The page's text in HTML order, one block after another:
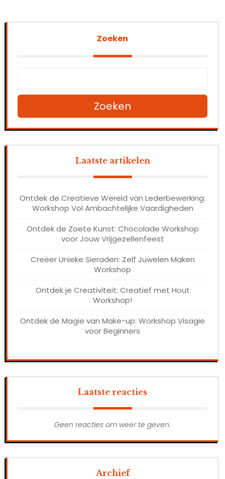
Zoeken
Zoeken
Laatste artikelen
Ontdek de Creatieve Wereld van Lederbewerking:
Workshop Vol Ambachtelijke Vaardigheden
Ontdek de Zoete Kunst: Chocolade Workshop
voor Jouw Vrijgezellenfeest
Creëer Unieke Sieraden: Zelf Juwelen Maken
Workshop
Ontdek je Creativiteit: Creatief met Hout
Workshop!
Ontdek de Magie van Make-up: Workshop Visagie
voor Beginners
Laatste reacties
Geen reacties om weer te geven.
Archief